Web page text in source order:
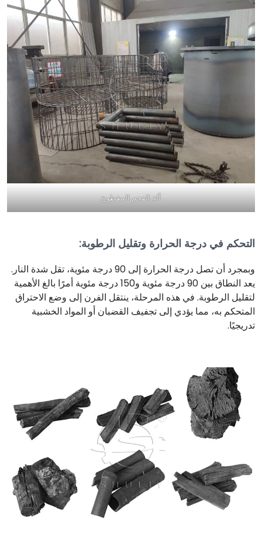
آلة الفحم المقطوع
التحكم في درجة الحرارة وتقليل الرطوبة:
وبمجرد أن تصل درجة الحرارة إلى 90 درجة مئوية، تقل شدة النار.
يعد النطاق بين 90 درجة مئوية و150 درجة مئوية أمرًا بالغ الأهمية
لتقليل الرطوبة. في هذه المرحلة، ينتقل الفرن إلى وضع الاحتراق
المتحكم به، مما يؤدي إلى تجفيف القضبان أو المواد الخشبية
تدريجيًا.